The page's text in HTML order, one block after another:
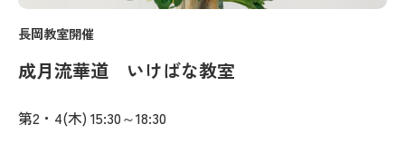
長岡教室開催
成月流華道 いけばな教室
第2・4(木) 15:30～18:30